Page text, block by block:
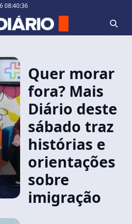
08:40:36
Quer morar
fora? Mais
Diário deste
sábado traz
histórias e
orientações
sobre
imigração